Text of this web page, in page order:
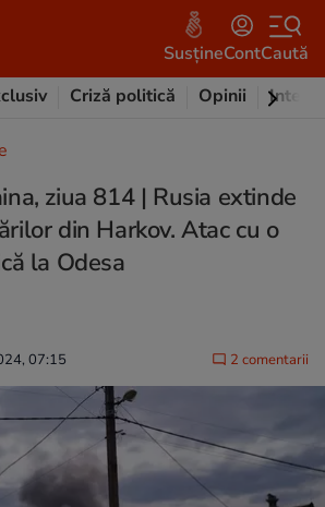
SusțineContCaută
Criză politică Opinii
ziua 814 | Rusia extinde
din Harkov. Atac cu o
la Odesa
07:15 2 comentarii